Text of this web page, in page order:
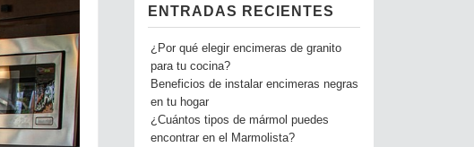
ENTRADAS RECIENTES
¿Por qué elegir encimeras de granito
para tu cocina?
Beneficios de instalar encimeras negras
en tu hogar
¿Cuántos tipos de mármol puedes
encontrar en el Marmolista?